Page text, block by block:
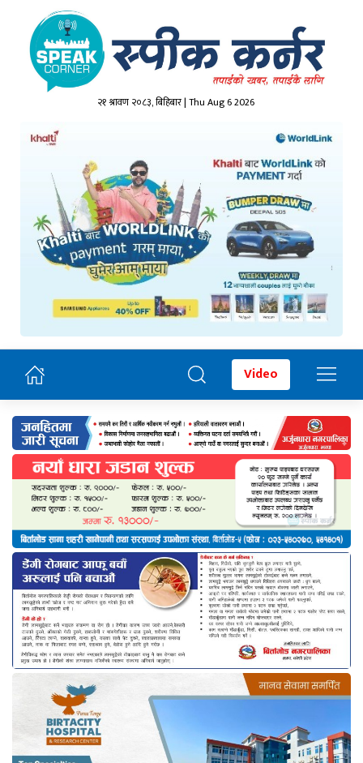
२१ श्रावण २०८३, बिहिबार | Thu Aug 6 2026
Video